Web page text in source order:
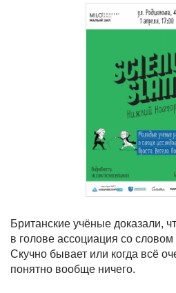
Британские учёные доказали,
в голове ассоциация со словом
Скучно бывает или когда всё
понятно вообще ничего.